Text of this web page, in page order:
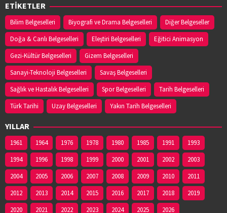
ETİKETLER
Bilim Belgeselleri Biyografi ve Drama Belgeselleri
Diğer Belgeseller
Doğa & Canlı Belgeselleri
Eleştiri Belgeselleri
Eğitici Animasyon
Gezi-Kültür Belgeselleri
Gizem Belgeselleri
Sanayi-Teknoloji Belgeselleri
Savaş Belgeselleri
Sağlık ve Hastalık Belgeselleri
Spor Belgeselleri
Tarih Belgeselleri
Türk Tarihi
Uzay Belgeselleri Yakın Tarih Belgeselleri
YILLAR
1961 1964 1976 1978 1980 1985 1991
1993
1994
1996 1998 1999 2000 2001 2002
2003
2004
2005 2006 2007 2008 2009 2010
2011
2012
2013 2014 2015 2016 2017 2018
2019
2020
2021 2022 2023 2024 2025 2026